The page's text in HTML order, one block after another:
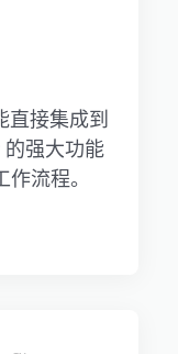
接集成到
强大功能
流程。